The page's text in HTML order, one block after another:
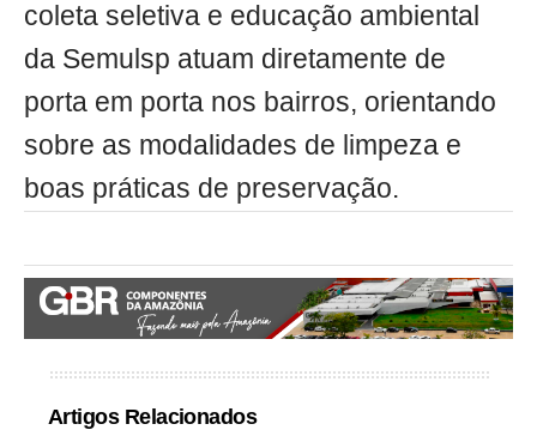
coleta seletiva e educação ambiental
da Semulsp atuam diretamente de
porta em porta nos bairros, orientando
sobre as modalidades de limpeza e
boas práticas de preservação.
Artigos Relacionados